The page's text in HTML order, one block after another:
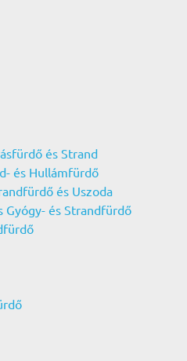
és Strand
és Hullámfürdő
és Uszoda
Gyógy- és Strandfürdő